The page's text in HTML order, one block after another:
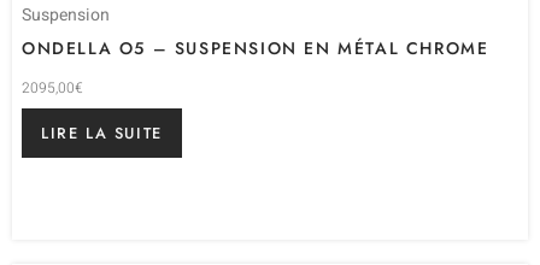
Suspension
ONDELLA O5 – SUSPENSION EN MÉTAL CHROME
2095,00€
LIRE LA SUITE